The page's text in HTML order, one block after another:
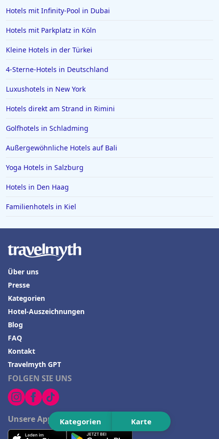
könnten, ist das Gesamterlebnis für Reisende, die moderne
empfehlen.
Hotels in Malcesine
Hotels in Antalya
Hotels in Neumünster
Hotels in Mayrhofen
Hotels in Elmshorn
Hotels in Hamm
Hotels in Marseille
Hotels in Luxemburg
Hotels in Chemnitz
Kategorien Karte
Hotels mit Infinity-Pool in Dubai
Hotels mit Parkplatz in Köln
Kleine Hotels in der Türkei
4-Sterne-Hotels in Deutschland
Luxushotels in New York
Hotels direkt am Strand in Rimini
Golfhotels in Schladming
Außergewöhnliche Hotels auf Bali
Yoga Hotels in Salzburg
Hotels in Den Haag
Familienhotels in Kiel
FOLGEN SIE UNS
Unsere App herunterladen
Über uns
Presse
Kategorien
Hotel-Auszeichnungen
Blog
FAQ
Kontakt
Travelmyth GPT